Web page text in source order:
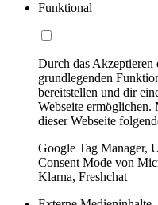
Funktional
Durch das
grundlegenden
bereitstellen und dir
Webseite
dieser Webseite
Google Tag Manager,
Consent Mode von
Klarna, Freshchat